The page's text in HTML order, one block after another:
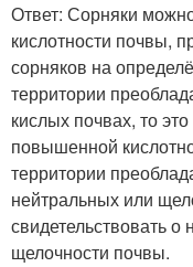
Ответ: Сорняки
кислотности почвы,
сорняков на
территории
кислых почвах, то
повышенной
территории
нейтральных или
свидетельствовать
щелочности почвы.